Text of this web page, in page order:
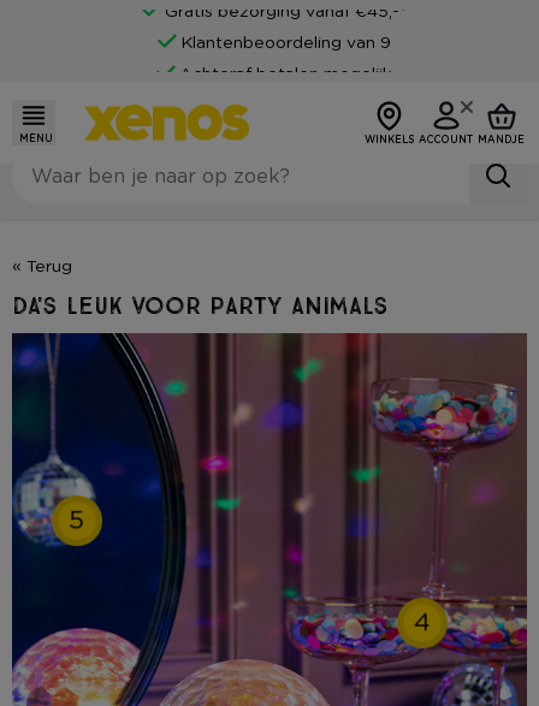
Gratis bezorging vanaf €45,-*
Klantenbeoordeling van 9
Achteraf betalen mogelijk
MENU WINKELS ACCOUNT MANDJE
« Terug
Da's leuk voor party animals
4
5